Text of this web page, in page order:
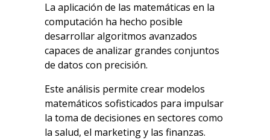
La aplicación de las matemáticas en la
computación ha hecho posible
desarrollar algoritmos avanzados
capaces de analizar grandes conjuntos
de datos con precisión.
Este análisis permite crear modelos
matemáticos sofisticados para impulsar
la toma de decisiones en sectores como
la salud, el marketing y las finanzas.